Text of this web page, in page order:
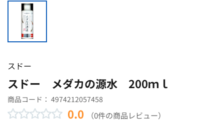
スドー
スドー メダカの源水 200ｍｌ
商品コード： 4974212057458
0.0 （0件の商品レビュー）